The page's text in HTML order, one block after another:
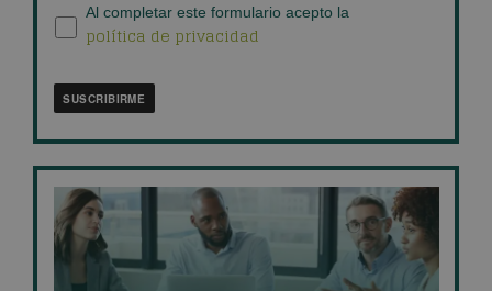
blog
*
Política
de
Al completar este formulario acepto la
política de privacidad
SUSCRIBIRME